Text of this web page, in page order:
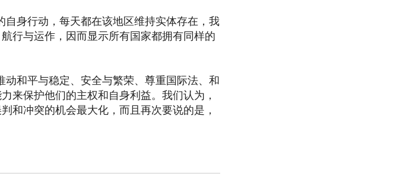
自身行动，每天都在该地区维持实体存在，我
行与运作，因而显示所有国家都拥有同样的
和平与稳定、安全与繁荣、尊重国际法、和
来保护他们的主权和自身利益。我们认为，
和冲突的机会最大化，而且再次要说的是，